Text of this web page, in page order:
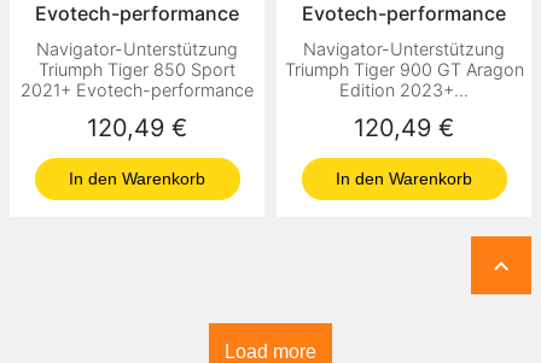
Evotech-performance
Navigator-Unterstützung
Triumph Tiger 850 Sport
2021+ Evotech-performance
Preis
120,49 €
In den Warenkorb
Evotech-performance
Navigator-Unterstützung
Triumph Tiger 900 GT Aragon
Edition 2023+...
Preis
120,49 €
In den Warenkorb

Load more